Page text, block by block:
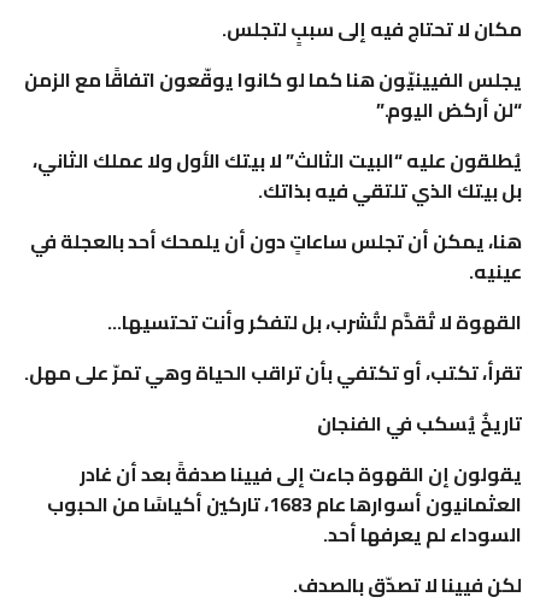
مكان لا تحتاج فيه إلى سببٍ لتجلس.
يجلس الفيينيّون هنا كما لو كانوا يوقّعون اتفاقًا مع الزمن
“لن أركض اليوم.”
يُطلقون عليه “البيت الثالث” لا بيتك الأول ولا عملك الثاني،
بل بيتك الذي تلتقي فيه بذاتك.
هنا، يمكن أن تجلس ساعاتٍ دون أن يلمحك أحد بالعجلة في
عينيه.
القهوة لا تُقدَّم لتُشرب، بل لتفكر وأنت تحتسيها…
تقرأ، تكتب، أو تكتفي بأن تراقب الحياة وهي تمرّ على مهل.
تاريخٌ يُسكب في الفنجان
يقولون إن القهوة جاءت إلى فيينا صدفةً بعد أن غادر
العثمانيون أسوارها عام 1683، تاركين أكياسًا من الحبوب
السوداء لم يعرفها أحد.
لكن فيينا لا تصدّق بالصدف.